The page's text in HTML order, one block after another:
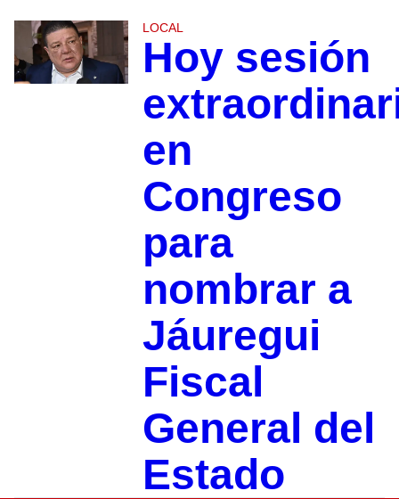
LOCAL
Hoy sesión
en
Congreso
para
nombrar a
Jáuregui
Fiscal
General del
Estado